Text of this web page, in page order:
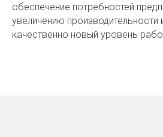
обеспечение потребностей
увеличению производительности
качественно новый уровень